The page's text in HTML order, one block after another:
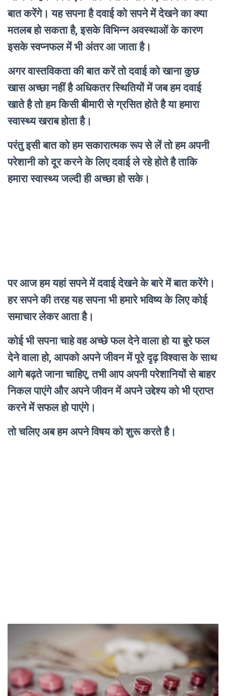
बात करेंगे। यह सपना है दवाई को सपने में देखने का क्या
मतलब हो सकता है, इसके विभिन्न अवस्थाओं के कारण
इसके स्वप्नफल में भी अंतर आ जाता है।
अगर वास्तविकता की बात करें तो दवाई को खाना कुछ
खास अच्छा नहीं है अधिकतर स्थितियों में जब हम दवाई
खाते है तो हम किसी बीमारी से ग्रसित होते है या हमारा
स्वास्थ्य खराब होता है।
परंतु इसी बात को हम सकारात्मक रूप से लें तो हम अपनी
परेशानी को दूर करने के लिए दवाई ले रहे होते है ताकि
हमारा स्वास्थ्य जल्दी ही अच्छा हो सके।
पर आज हम यहां सपने में दवाई देखने के बारे में बात करेंगे।
हर सपने की तरह यह सपना भी हमारे भविष्य के लिए कोई
समाचार लेकर आता है।
कोई भी सपना चाहे वह अच्छे फल देने वाला हो या बुरे फल
देने वाला हो, आपको अपने जीवन में पूरे दृढ़ विश्वास के साथ
आगे बढ़ते जाना चाहिए, तभी आप अपनी परेशानियों से बाहर
निकल पाएंगे और अपने जीवन में अपने उद्देश्य को भी प्राप्त
करने में सफल हो पाएंगे।
तो चलिए अब हम अपने विषय को शुरू करते है।